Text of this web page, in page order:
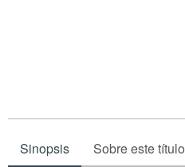
Sinopsis Sobre este título